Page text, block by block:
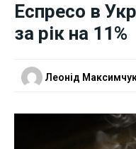
Новини
Валютний
Еспресо в
за рік на 11%
Леонід